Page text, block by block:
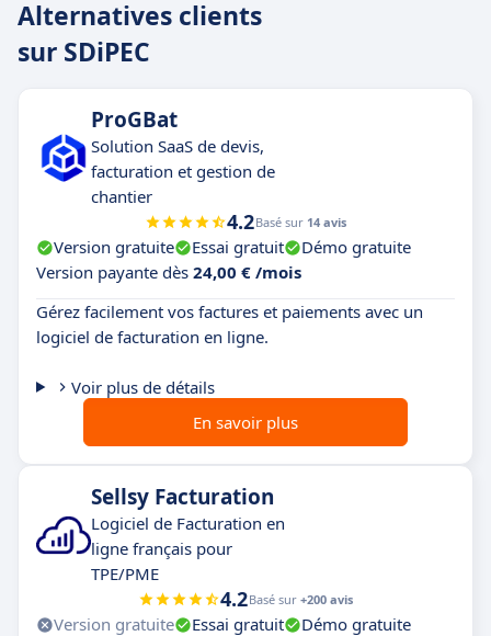
Alternatives clients
sur SDiPEC
ProGBat
Solution SaaS de devis,
facturation et gestion de
chantier
4.2Basé sur 14 avis
Version gratuite Essai gratuit
Démo gratuite
Version payante dès 24,00 € /mois
Gérez facilement vos factures et paiements avec un
logiciel de facturation en ligne.
Voir plus de détails
En savoir plus
Sellsy Facturation
Logiciel de Facturation en
ligne français pour
TPE/PME
4.2Basé sur +200 avis
Version gratuite Essai gratuit
Démo gratuite